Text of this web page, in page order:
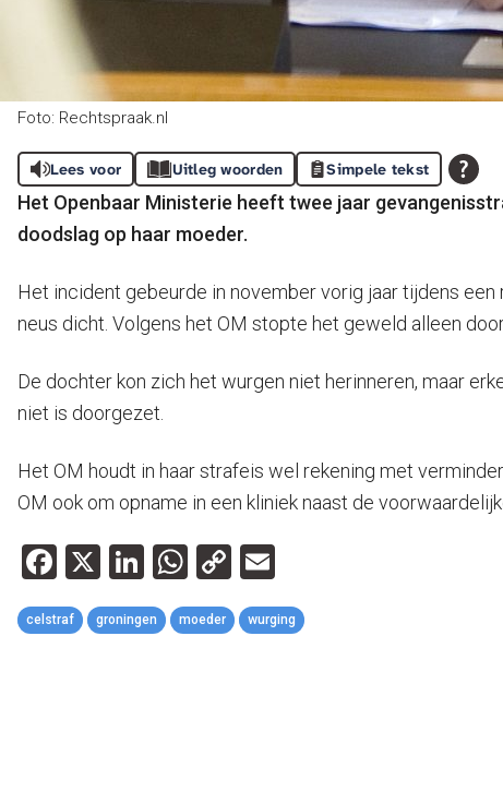
Foto: Rechtspraak.nl
Lees voor Uitleg woorden Simpele tekst
Het Openbaar Ministerie heeft twee jaar
doodslag op haar moeder.
Het incident gebeurde in november vorig jaar tijdens een
neus dicht. Volgens het OM stopte het geweld alleen
De dochter kon zich het wurgen niet herinneren, maar
niet is doorgezet.
Het OM houdt in haar strafeis wel rekening met
OM ook om opname in een kliniek naast de
Facebook
X LinkedIn
WhatsApp
Copy
Link
celstraf groningen moeder wurging